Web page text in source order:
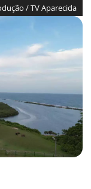
/ TV Aparecida